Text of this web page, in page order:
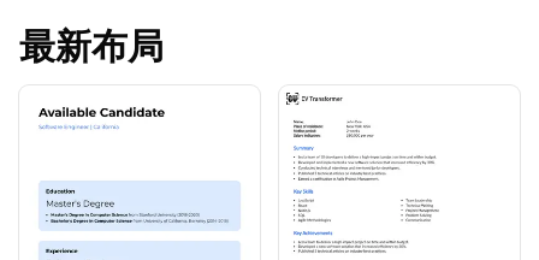
最新布局